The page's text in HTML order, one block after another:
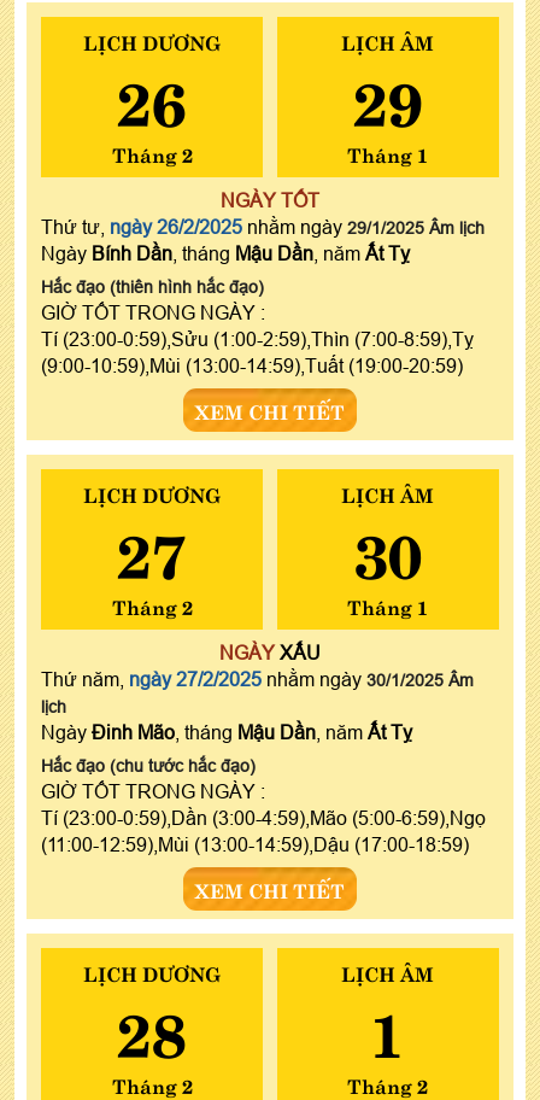
LỊCH DƯƠNG
26
Tháng 2
LỊCH ÂM
29
Tháng 1
NGÀY TỐT
Thứ tư, ngày 26/2/2025 nhằm ngày 29/1/2025 Âm lịch
Ngày Bính Dần , tháng Mậu Dần , năm Ất Tỵ
Hắc đạo (thiên hình hắc đạo)
GIỜ TỐT TRONG NGÀY :
Tí (23:00-0:59),Sửu (1:00-2:59),Thìn (7:00-8:59),Tỵ
(9:00-10:59),Mùi (13:00-14:59),Tuất (19:00-20:59)
XEM CHI TIẾT
LỊCH DƯƠNG
27
Tháng 2
LỊCH ÂM
30
Tháng 1
NGÀYXẤU
Thứ năm, ngày 27/2/2025 nhằm ngày 30/1/2025 Âm
lịch
Ngày Đinh Mão , tháng Mậu Dần , năm Ất Tỵ
Hắc đạo (chu tước hắc đạo)
GIỜ TỐT TRONG NGÀY :
Tí (23:00-0:59),Dần (3:00-4:59),Mão (5:00-6:59),Ngọ
(11:00-12:59),Mùi (13:00-14:59),Dậu (17:00-18:59)
XEM CHI TIẾT
LỊCH DƯƠNG
28
Tháng 2
LỊCH ÂM
1
Tháng 2